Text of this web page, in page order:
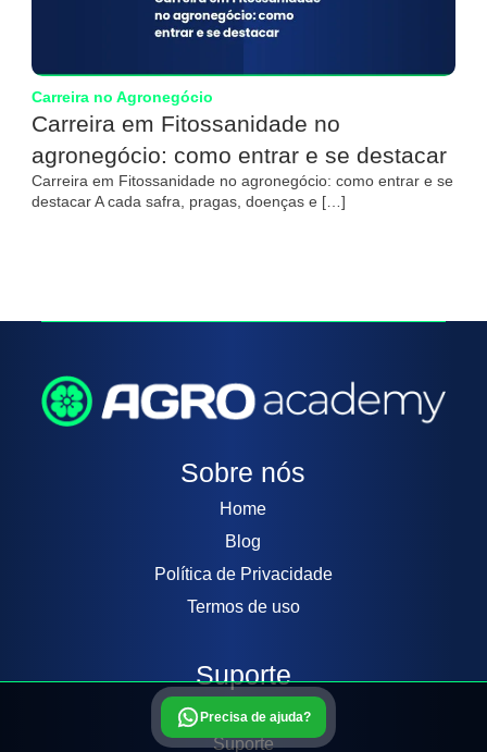
Carreira no Agronegócio
Carreira em Fitossanidade no
agronegócio: como entrar e se destacar
Carreira em Fitossanidade no agronegócio: como entrar e se
destacar A cada safra, pragas, doenças e […]
Precisa de ajuda?
Sobre nós
Home
Blog
Política de Privacidade
Termos de uso
Suporte
Contato
Suporte